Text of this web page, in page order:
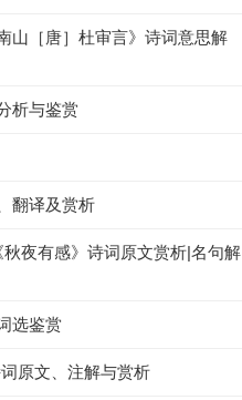
山［唐］杜审言》诗词意思解
析与鉴赏
翻译及赏析
夜有感》诗词原文赏析|名句解
选鉴赏
原文、注解与赏析